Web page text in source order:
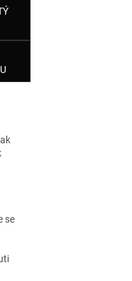
se